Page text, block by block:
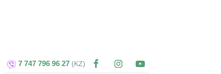
7 747 796 96 27
МЕНЮ РАЗДЕЛА